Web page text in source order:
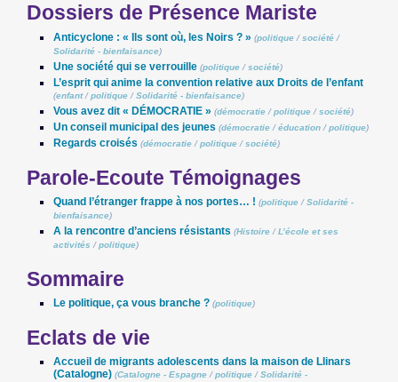
Dossiers de Présence Mariste
Anticyclone : « Ils sont où, les Noirs ? » (politique /société /
Solidarité - bienfaisance)
Une société qui se verrouille (politique /société)
L’esprit qui anime la convention relative aux Droits de l’enfant
(enfant/politique /Solidarité - bienfaisance)
Vous avez dit « DÉMOCRATIE » (démocratie /politique /société)
Un conseil municipal des jeunes (démocratie /éducation /politique)
Regards croisés (démocratie /politique /société)
Parole-Ecoute Témoignages
Quand l’étranger frappe à nos portes… ! (politique /Solidarité -
bienfaisance)
A la rencontre d’anciens résistants (Histoire /L’école et ses
activités /politique)
Sommaire
Le politique, ça vous branche ? (politique)
Eclats de vie
Accueil de migrants adolescents dans la maison de Llinars
(Catalogne) (Catalogne - Espagne /politique /Solidarité -